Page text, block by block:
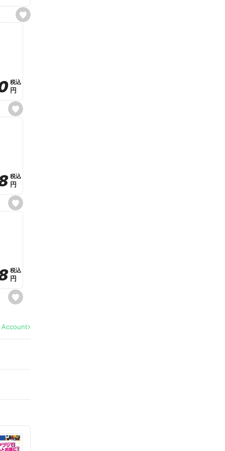
s
e
s
e
e
税込
税込
円
円
s
e
e
税込
税込
円
円
s
e
a
税込
税込
円
円